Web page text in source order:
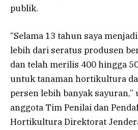
publik.
“Selama 13 tahun saya
lebih dari seratus produsen
dan telah merilis 400 hingga
untuk tanaman hortikultura
persen lebih banyak
anggota Tim Penilai dan
Hortikultura Direktorat